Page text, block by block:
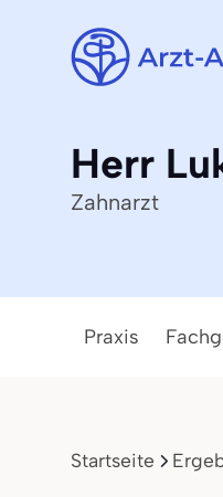
Herr
Zahnarzt
Praxis
Startseite